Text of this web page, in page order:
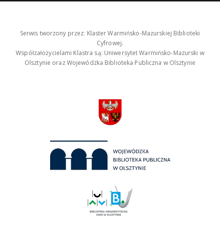
Serwis tworzony przez: Klaster Warmińsko-Mazurskiej Biblioteki
Cyfrowej.
Współzałożycielami Klastra są: Uniwersytet Warmińsko-Mazurski w
Olsztynie oraz Wojewódzka Biblioteka Publiczna w Olsztynie